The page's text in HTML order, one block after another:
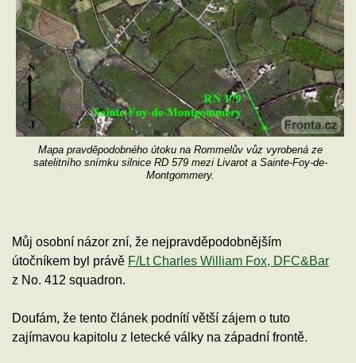
Mapa pravděpodobného útoku na Rommelův vůz vyrobená ze
satelitního snímku silnice RD 579 mezi Livarot a Sainte-Foy-de-
Montgommery.
Můj osobní názor zní, že nejpravděpodobnějším
útočníkem byl právě F/Lt Charles William Fox, DFC&Bar
z No. 412 squadron.
Doufám, že tento článek podnítí větší zájem o tuto
zajímavou kapitolu z letecké války na západní frontě.